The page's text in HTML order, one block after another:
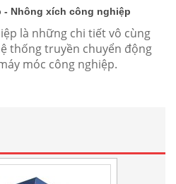
- Nhông xích công nghiệp
là những chi tiết vô cùng
thống truyền chuyển động
móc công nghiệp.